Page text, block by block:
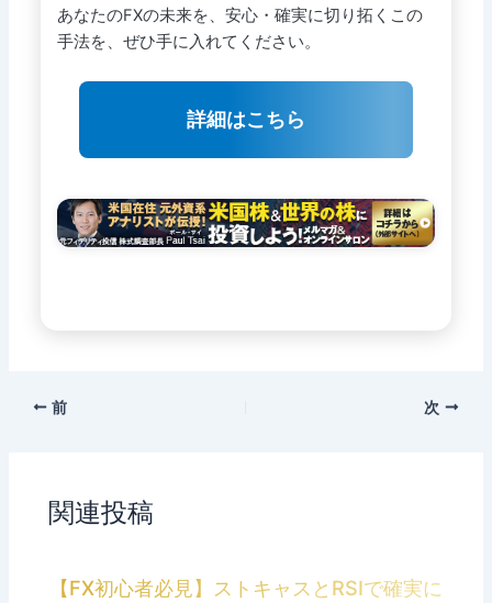
あなたのFXの未来を、安心・確実に切り拓くこの
手法を、ぜひ手に入れてください。
詳細はこちら
前 次
関連投稿
【FX初心者必見】ストキャスとRSIで確実に